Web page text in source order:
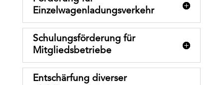
Einzelwagenladungsverkehr
Schulungsförderung für
Mitgliedsbetriebe
Entschärfung diverser